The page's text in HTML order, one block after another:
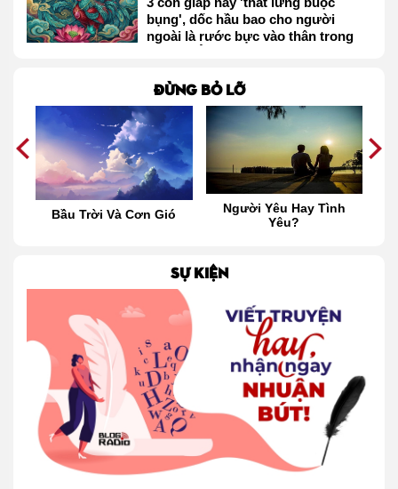
bụng', dốc hầu bao cho người
ngoài là rước bực vào thân trong
Đừng bỏ lỡ
Cơn Gió
Người Yêu Hay Tình
Yêu?
Vượt Qua Áp Lực:
Hành Trình Tìm
SỰ KIỆN